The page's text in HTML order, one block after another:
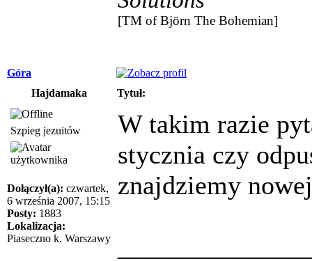
[TM of Björn The Bohemian]
Góra
Hajdamaka
Tytuł:
Szpieg jezuitów
Dołączył(a): czwartek,
6 września 2007, 15:15
Posty: 1883
Lokalizacja:
Piaseczno k. Warszawy
W takim razie
stycznia czy
znajdziemy